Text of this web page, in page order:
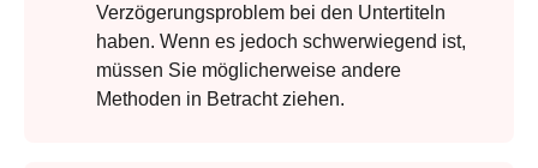
Verzögerungsproblem bei den Untertiteln
haben. Wenn es jedoch schwerwiegend ist,
müssen Sie möglicherweise andere
Methoden in Betracht ziehen.